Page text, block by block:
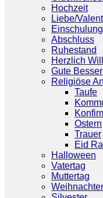
Hochzeit
Liebe/
Einschulung
Abschluss
Ruhestand
Herzlich
Gute
Religiöse
Taufe
Ostern
Trauer
Eid
Halloween
Vatertag
Muttertag